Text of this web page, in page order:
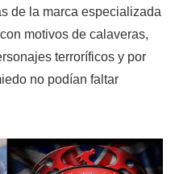
de la marca especializada
motivos de calaveras,
terroríficos y por
no podían faltar